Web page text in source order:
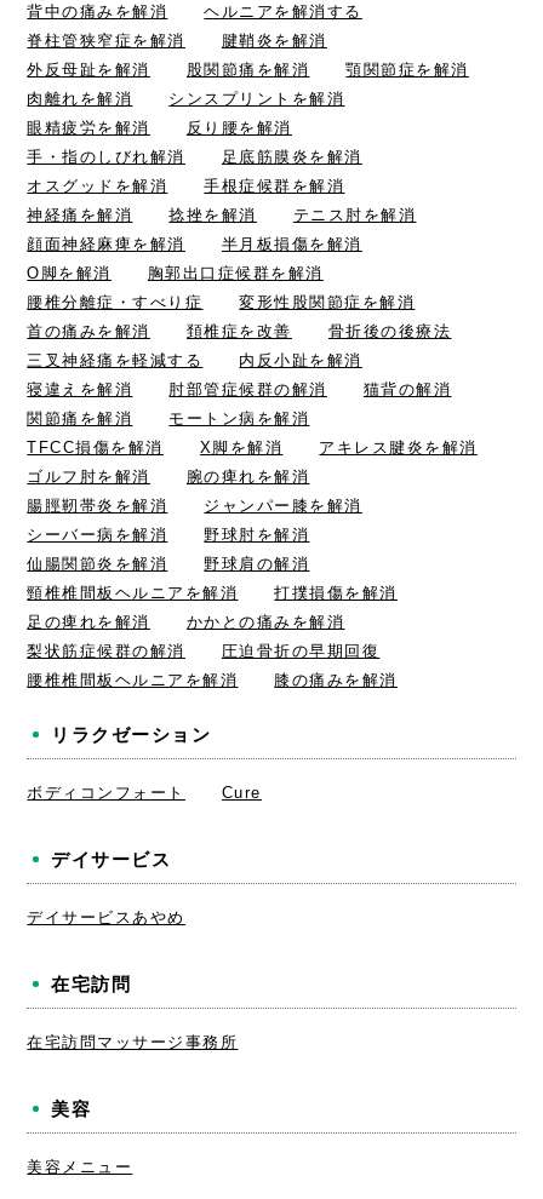
背中の痛みを解消
ヘルニアを解消する
脊柱管狭窄症を解消
腱鞘炎を解消
外反母趾を解消
股関節痛を解消
顎関節症を解消
肉離れを解消
シンスプリントを解消
眼精疲労を解消
反り腰を解消
手・指のしびれ解消
足底筋膜炎を解消
オスグッドを解消
手根症候群を解消
神経痛を解消
捻挫を解消
テニス肘を解消
顔面神経麻痺を解消
半月板損傷を解消
O脚を解消
胸郭出口症候群を解消
腰椎分離症・すべり症
変形性股関節症を解消
首の痛みを解消
頚椎症を改善
骨折後の後療法
三叉神経痛を軽減する
内反小趾を解消
寝違えを解消
肘部管症候群の解消
猫背の解消
関節痛を解消
モートン病を解消
TFCC損傷を解消
X脚を解消
アキレス腱炎を解消
ゴルフ肘を解消
腕の痺れを解消
腸脛靭帯炎を解消
ジャンパー膝を解消
シーバー病を解消
野球肘を解消
仙腸関節炎を解消
野球肩の解消
頸椎椎間板ヘルニアを解消
打撲損傷を解消
足の痺れを解消
かかとの痛みを解消
梨状筋症候群の解消
圧迫骨折の早期回復
腰椎椎間板ヘルニアを解消
膝の痛みを解消
リラクゼーション
ボディコンフォート Cure
デイサービス
デイサービスあやめ
在宅訪問
在宅訪問マッサージ事務所
美容
美容メニュー